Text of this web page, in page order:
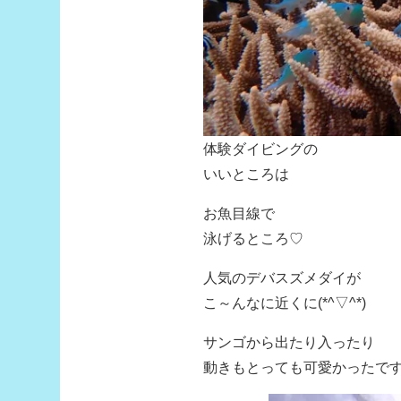
体験ダイビングの
いいところは
お魚目線で
泳げるところ♡
人気のデバスズメダイが
こ～んなに近くに(*^▽^*)
サンゴから出たり入ったり
動きもとっても可愛かったで